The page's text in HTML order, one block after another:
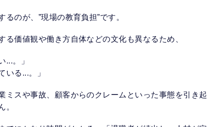
のが、”現場の教育負担”です。
る価値観や働き方自体などの文化も異なるため、
...。」
いる...。」
ミスや事故、顧客からのクレームといった事態を引き起
。